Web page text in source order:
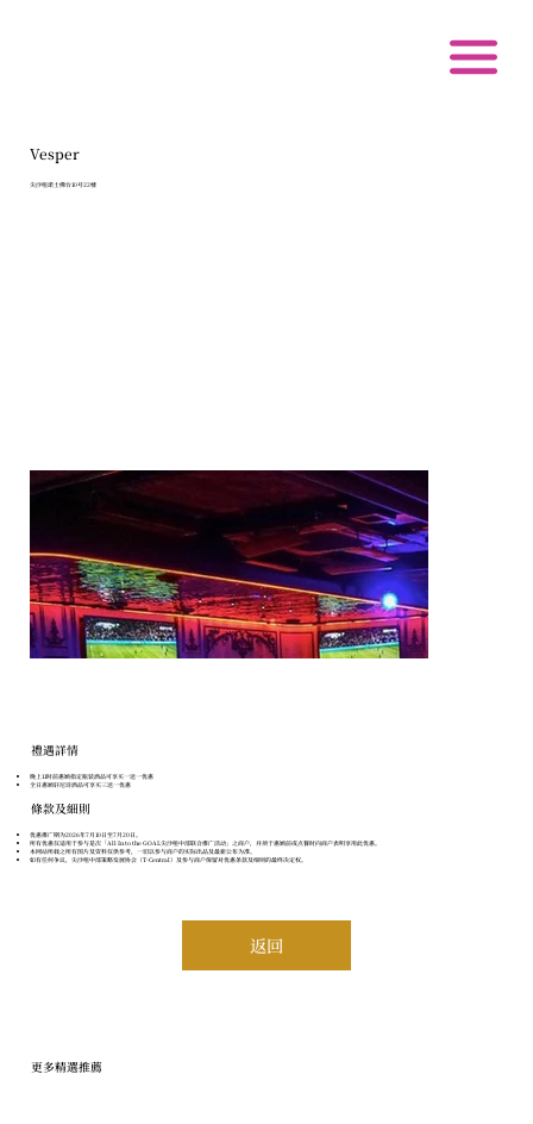
Vesper
尖沙咀诺士佛台10号22楼
​禮遇詳情
晚上11时前惠顾指定瓶装酒品可享买一送一优惠
全日惠顾轩尼诗酒品可享买三送一优惠
條款及細則
优惠推广期为2026年7月10日至7月20日。
所有优惠仅适用于参与是次「All In to the GOAL尖沙咀中部联合推广活动」之商户，并须于惠顾前或点餐时向商户表明享用此优惠。
本网站所载之所有图片及资料仅供参考，一切以参与商户的实际出品及最新公布为准。
如有任何争议，尖沙咀中部策略发展协会（T-Central）及参与商户保留对优惠条款及细则的最终决定权。
返回
更多精選推薦